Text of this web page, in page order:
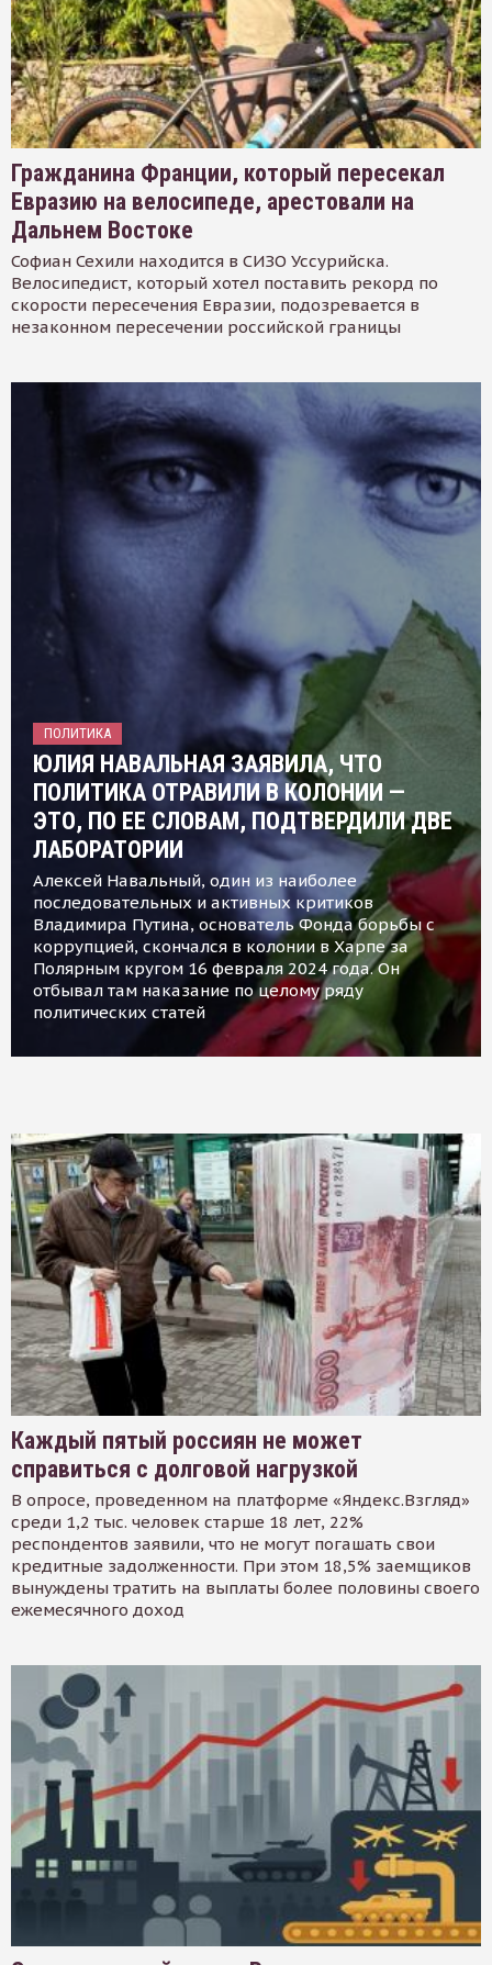
Гражданина Франции, который пересекал
Евразию на велосипеде, арестовали на
Дальнем Востоке
Софиан Сехили находится в СИЗО Уссурийска.
Велосипедист, который хотел поставить рекорд по
скорости пересечения Евразии, подозревается в
незаконном пересечении российской границы
ПОЛИТИКА
ЮЛИЯ НАВАЛЬНАЯ ЗАЯВИЛА, ЧТО
ПОЛИТИКА ОТРАВИЛИ В КОЛОНИИ —
ЭТО, ПО ЕЕ СЛОВАМ, ПОДТВЕРДИЛИ ДВЕ
ЛАБОРАТОРИИ
Алексей Навальный, один из наиболее
последовательных и активных критиков
Владимира Путина, основатель Фонда борьбы с
коррупцией, скончался в колонии в Харпе за
Полярным кругом 16 февраля 2024 года. Он
отбывал там наказание по целому ряду
политических статей
Каждый пятый россиян не может
справиться с долговой нагрузкой
В опросе, проведенном на платформе «Яндекс.Взгляд»
среди 1,2 тыс. человек старше 18 лет, 22%
респондентов заявили, что не могут погашать свои
кредитные задолженности. При этом 18,5% заемщиков
вынуждены тратить на выплаты более половины своего
ежемесячного доход